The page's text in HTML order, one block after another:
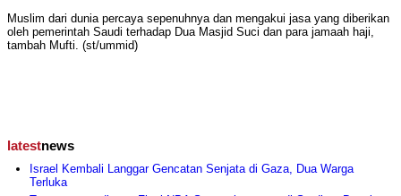
Muslim dari dunia percaya sepenuhnya dan mengakui jasa yang diberikan
oleh pemerintah Saudi terhadap Dua Masjid Suci dan para jamaah haji,
tambah Mufti. (st/ummid)
latestnews
Israel Kembali Langgar Gencatan Senjata di Gaza, Dua Warga
Terluka